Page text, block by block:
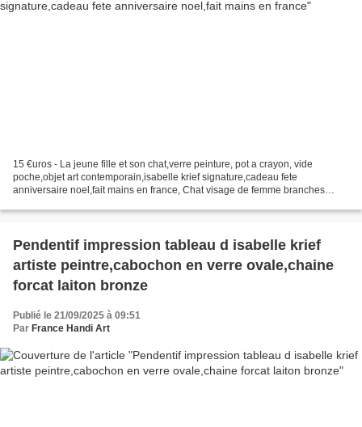
15 €uros - La jeune fille et son chat,verre peinture, pot a crayon, vide
poche,objet art contemporain,isabelle krief signature,cadeau fete
anniversaire noel,fait mains en france, Chat visage de femme branches
Pendentif impression tableau d isabelle krief
artiste peintre,cabochon en verre ovale,chaine
forcat laiton bronze
Publié le 21/09/2025 à 09:51
Par France Handi Art